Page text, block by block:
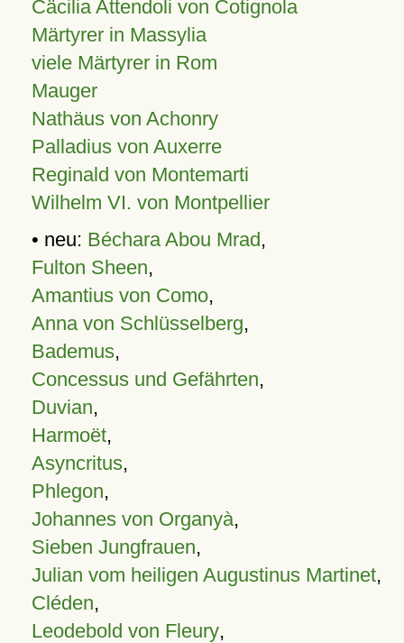
Cäcilia Attendoli von Cotignola
Märtyrer in Massylia
viele Märtyrer in Rom
Mauger
Nathäus von Achonry
Palladius von Auxerre
Reginald von Montemarti
Wilhelm VI. von Montpellier
• neu: Béchara Abou Mrad,
Fulton Sheen,
Amantius von Como,
Anna von Schlüsselberg,
Bademus,
Concessus und Gefährten,
Duvian,
Harmoët,
Asyncritus,
Phlegon,
Johannes von Organyà,
Sieben Jungfrauen,
Julian vom heiligen Augustinus Martinet,
Cléden,
Leodebold von Fleury,